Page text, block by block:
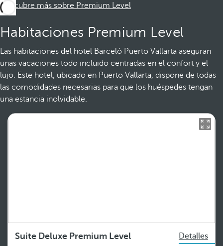
Descubre más sobre Premium Level
Habitaciones Premium Level
Las habitaciones del hotel Barceló Puerto Vallarta aseguran
unas vacaciones todo incluido centradas en el confort y el
lujo. Este hotel, ubicado en Puerto Vallarta, dispone de todas
las comodidades necesarias para que los huéspedes tengan
una estancia inolvidable.
Suite Deluxe Premium Level
Detalles